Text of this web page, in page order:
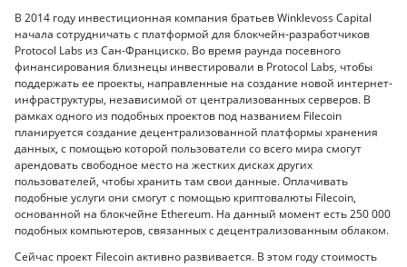
В 2014 году инвестиционная компания братьев Winklevoss Capital
начала сотрудничать с платформой для блокчейн-разработчиков
Protocol Labs из Сан-Франциско. Во время раунда посевного
финансирования близнецы инвестировали в Protocol Labs, чтобы
поддержать ее проекты, направленные на создание новой интернет-
инфраструктуры, независимой от централизованных серверов. В
рамках одного из подобных проектов под названием Filecoin
планируется создание децентрализованной платформы хранения
данных, с помощью которой пользователи со всего мира смогут
арендовать свободное место на жестких дисках других
пользователей, чтобы хранить там свои данные. Оплачивать
подобные услуги они смогут с помощью криптовалюты Filecoin,
основанной на блокчейне Ethereum. На данный момент есть 250 000
подобных компьютеров, связанных с децентрализованным облаком.
Сейчас проект Filecoin активно развивается. В этом году стоимость